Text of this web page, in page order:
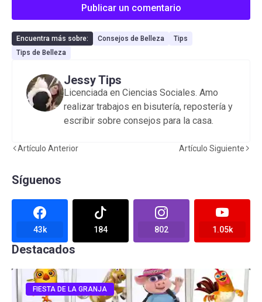
Publicar un comentario
Encuentra más sobre: Consejos de Belleza
Tips
Tips de Belleza
Jessy Tips
Licenciada en Ciencias Sociales. Amo
realizar trabajos en bisutería, repostería y
escribir sobre consejos para la casa.
Artículo Anterior Artículo Siguiente
Síguenos
43k 184 802 1.05k
Destacados
FIESTA DE LA GRANJA